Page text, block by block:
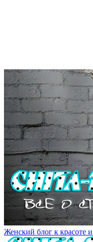
Женский блог к красоте